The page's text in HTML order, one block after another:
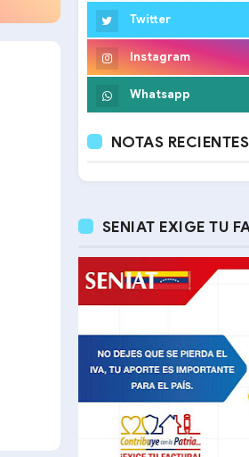
Twitter
Instagram
Whatsapp
NOTAS RECIENTES
SENIAT EXIGE TU